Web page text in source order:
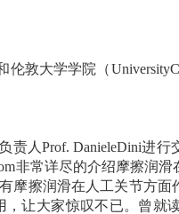
伦敦大学学院（
责人 Prof. DanieleDini进行
非常详尽的介绍摩擦润
擦润滑在人工关节方
让大家惊叹不已。曾就